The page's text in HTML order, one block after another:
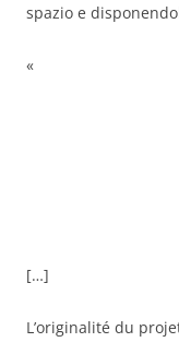
spazio e
«
[…]
L’originalité du